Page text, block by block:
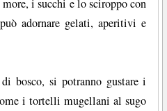
i succhi e lo sciroppo con
adornare gelati, aperitivi e
bosco, si potranno gustare i
i tortelli mugellani al sugo